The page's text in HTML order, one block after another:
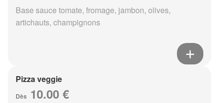
Base sauce tomate, fromage, jambon, olives,
artichauts, champignons
Pizza veggie
Dès 10.00 €